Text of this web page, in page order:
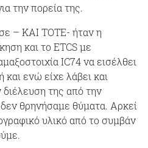
την πορεία της.
– ΚΑΙ ΤΟΤΕ- ήταν η
και το ETCS με
IC74 να εισέλθει
ενώ είχε λάβει και
της από την
θρηνήσαμε θύματα. Αρκεί
υλικό από το συμβάν